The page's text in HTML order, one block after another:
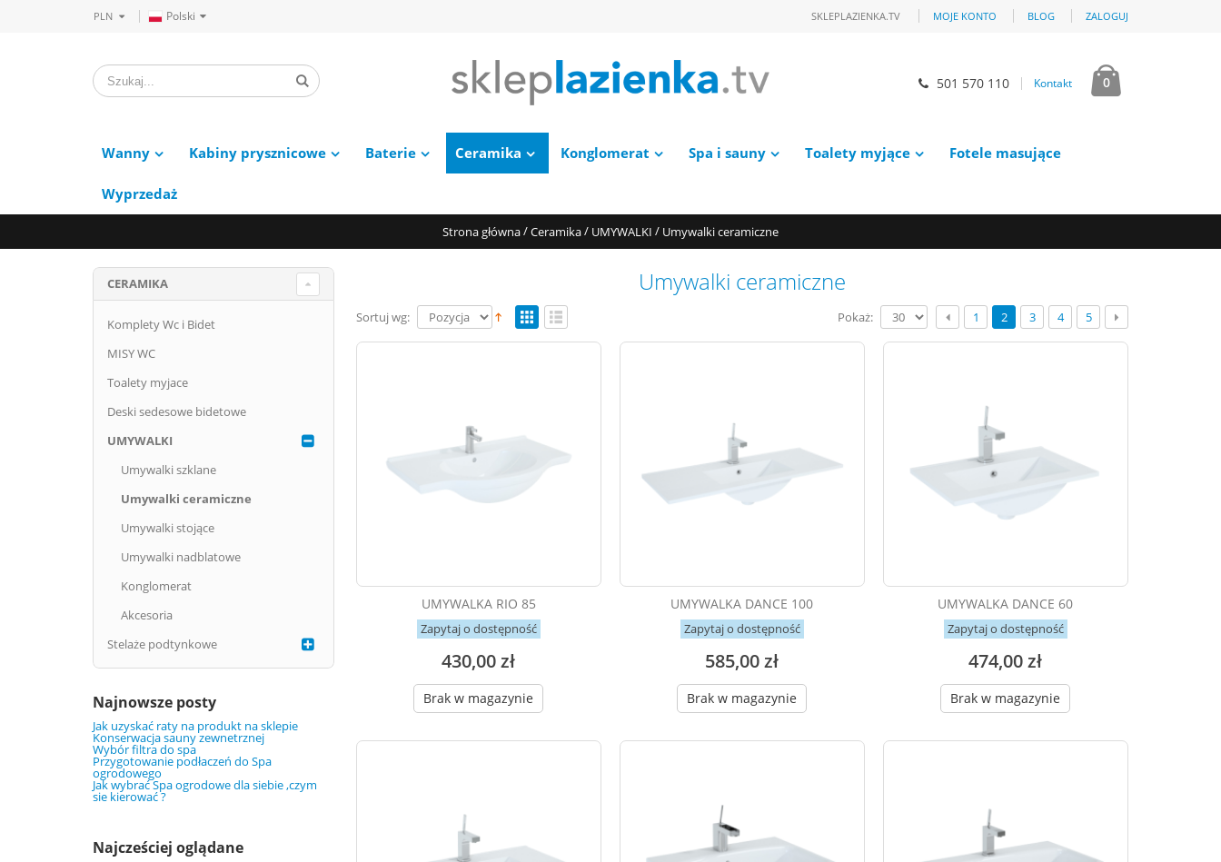
PLN Polski MOJE KONTO BLOG ZALOGUJ
SKLEPLAZIENKA.TV
501 570 110 Kontakt 0
Wanny Kabiny prysznicowe Baterie Ceramika Konglomerat Spa i sauny Toalety myjące Fotele masujące
Wyprzedaż
Strona główna/Ceramika/ UMYWALKI / Umywalki ceramiczne
Umywalki ceramiczne
Sortuj wg: 1 2 3 4 5
Pokaż:
UMYWALKA RIO 85
Zapytaj o dostępność
430,00 zł
Brak w magazynie
UMYWALKA DANCE 100
Zapytaj o dostępność
585,00 zł
Brak w magazynie
UMYWALKA DANCE 60
Zapytaj o dostępność
474,00 zł
Brak w magazynie
CERAMIKA
Komplety Wc i Bidet
MISY WC
Toalety myjace
Deski sedesowe bidetowe
UMYWALKI
Umywalki szklane
Umywalki ceramiczne
Umywalki stojące
Umywalki nadblatowe
Konglomerat
Akcesoria
Stelaże podtynkowe
Najnowsze posty
Jak uzyskać raty na produkt na sklepie
Konserwacja sauny zewnetrznej
Wybór filtra do spa
Przygotowanie podłaczeń do Spa
ogrodowego
Jak wybrać Spa ogrodowe dla siebie ,czym
sie kierować ?
Najcześciej oglądane